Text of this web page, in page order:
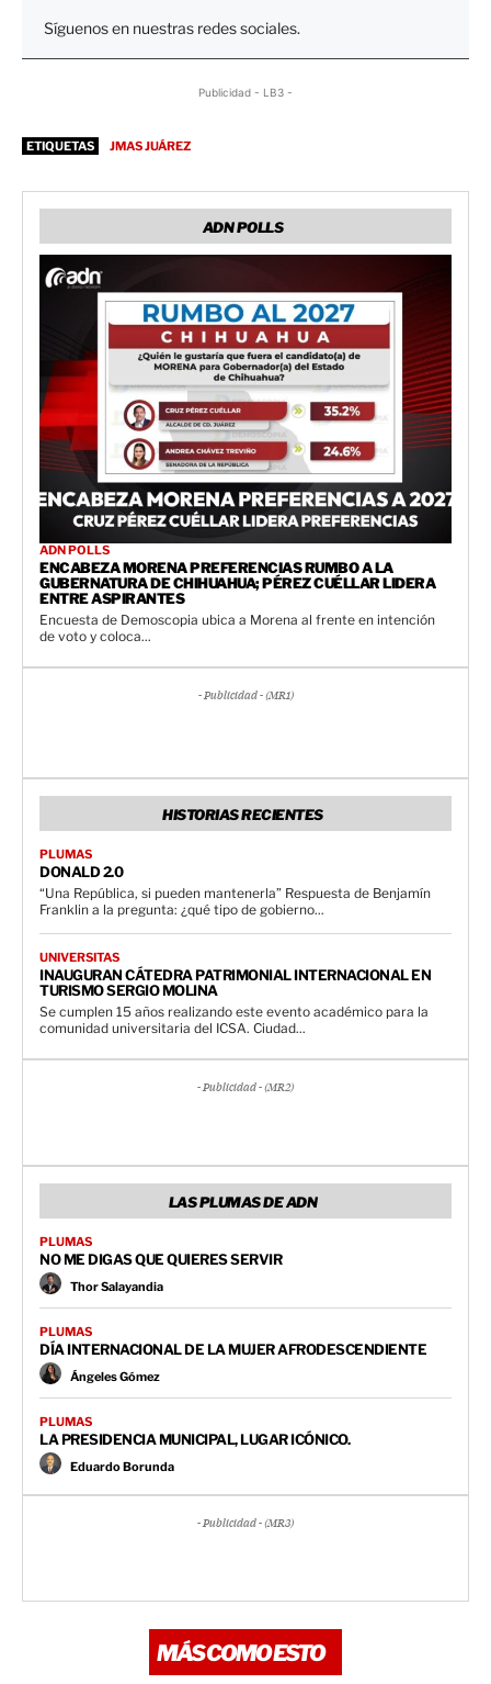
Síguenos en nuestras redes sociales.
Publicidad - LB3 -
ETIQUETAS JMAS JUÁREZ
ADN POLLS
ADN POLLS
ENCABEZA MORENA PREFERENCIAS RUMBO A LA
GUBERNATURA DE CHIHUAHUA; PÉREZ CUÉLLAR LIDERA
ENTRE ASPIRANTES
Encuesta de Demoscopia ubica a Morena al frente en intención
de voto y coloca...
- Publicidad - (MR1)
HISTORIAS RECIENTES
PLUMAS
DONALD 2.0
“Una República, si pueden mantenerla” Respuesta de Benjamín
Franklin a la pregunta: ¿qué tipo de gobierno...
UNIVERSITAS
INAUGURAN CÁTEDRA PATRIMONIAL INTERNACIONAL EN
TURISMO SERGIO MOLINA
Se cumplen 15 años realizando este evento académico para la
comunidad universitaria del ICSA. Ciudad...
- Publicidad - (MR2)
LAS PLUMAS DE ADN
PLUMAS
NO ME DIGAS QUE QUIERES SERVIR
Thor Salayandia
PLUMAS
DÍA INTERNACIONAL DE LA MUJER AFRODESCENDIENTE
Ángeles Gómez
PLUMAS
LA PRESIDENCIA MUNICIPAL, LUGAR ICÓNICO.
Eduardo Borunda
- Publicidad - (MR3)
MÁS COMO ESTO